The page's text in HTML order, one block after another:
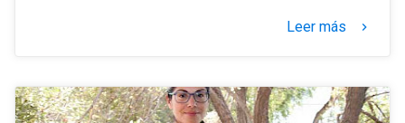
Leer más keyboard_arrow_right